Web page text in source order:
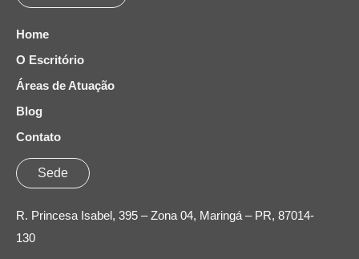
Home
O Escritório
Áreas de Atuação
Blog
Contato
Sede
R. Princesa Isabel, 395 – Zona 04, Maringá – PR, 87014-
130